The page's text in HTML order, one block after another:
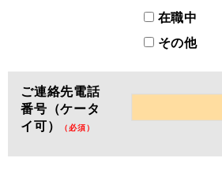
在職中
その他
ご連絡先電話
番号（ケータ
イ可）
（必須）